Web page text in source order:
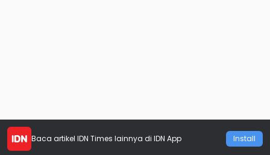
Baca artikel IDN Times lainnya di IDN App Install